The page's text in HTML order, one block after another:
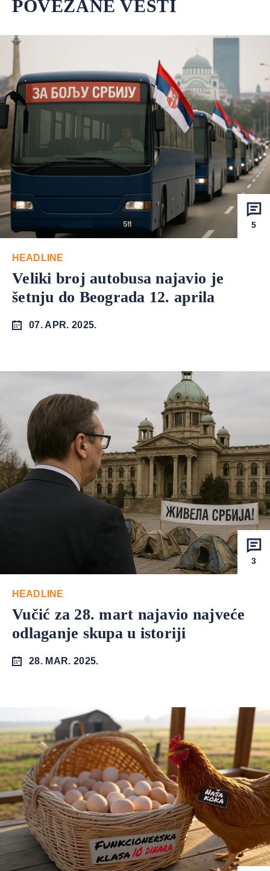
POVEZANE VESTI
5
HEADLINE
Veliki broj autobusa najavio je
šetnju do Beograda 12. aprila
07. APR. 2025.
3
HEADLINE
Vučić za 28. mart najavio najveće
odlaganje skupa u istoriji
28. MAR. 2025.